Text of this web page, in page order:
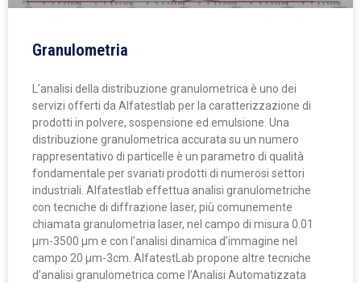
Granulometria
L’analisi della distribuzione granulometrica è uno dei
servizi offerti da Alfatestlab per la caratterizzazione di
prodotti in polvere, sospensione ed emulsione. Una
distribuzione granulometrica accurata su un numero
rappresentativo di particelle è un parametro di qualità
fondamentale per svariati prodotti di numerosi settori
industriali. Alfatestlab effettua analisi granulometriche
con tecniche di diffrazione laser, più comunemente
chiamata granulometria laser, nel campo di misura 0.01
µm-3500 µm e con l’analisi dinamica d’immagine nel
campo 20 µm-3cm. AlfatestLab propone altre tecniche
d’analisi granulometrica come l’Analisi Automatizzata